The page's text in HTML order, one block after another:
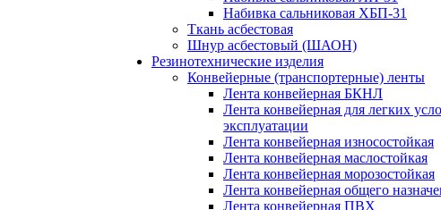
Набивка сальниковая ХБП-31
Ткань асбестовая
Шнур асбестовый (ШАОН)
Резинотехнические изделия
Конвейерные (транспортерные) ленты
Лента конвейерная БКНЛ
Лента конвейерная для легких
эксплуатации
Лента конвейерная износостойкая
Лента конвейерная маслостойкая
Лента конвейерная морозостойкая
Лента конвейерная общего
Лента конвейерная ПВХ